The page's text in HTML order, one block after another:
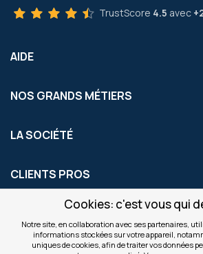
Cookies: c'est vous qui
Notre site, en collaboration avec ses partenaires,
informations stockées sur votre appareil,
uniques de cookies, afin de traiter vos données
TrustScore 4.5 avec
AIDE
NOS GRANDS MÉTIERS
LA SOCIÉTÉ
CLIENTS PROS
S'INSCRIRE AUX OFFRES
Inscription